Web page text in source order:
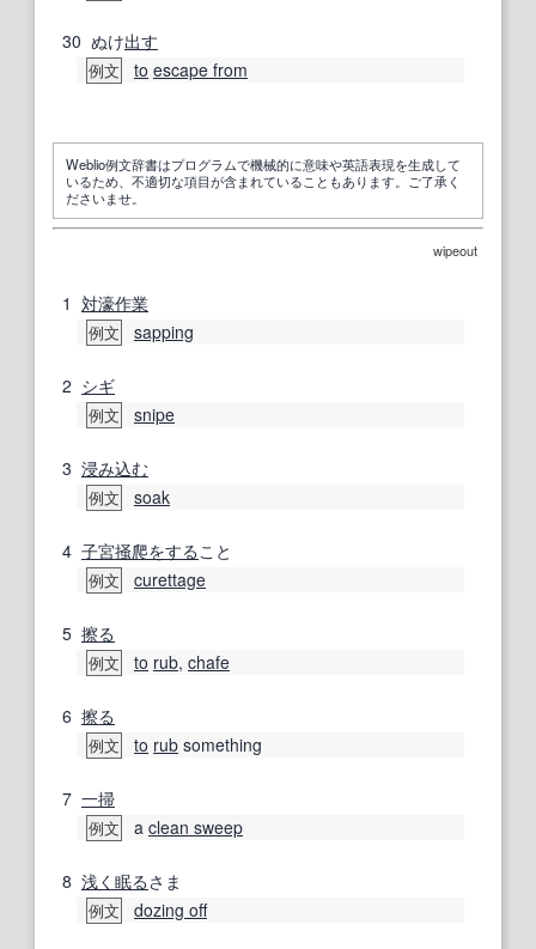
30 ぬけ出す
例文 to escape from
Weblio例文辞書はプログラムで機械的に意味や英語表現を生成して
いるため、不適切な項目が含まれていることもあります。ご了承く
ださいませ。
wipeout
1 対濠作業
例文 sapping
2 シギ
例文 snipe
3 浸み込む
例文 soak
4 子宮掻爬をする こと
例文 curettage
5 擦る
例文 to rub, chafe
6 擦る
例文 to rub something
7 一掃
例文 a clean sweep
8 浅く 眠るさま
例文 dozing off